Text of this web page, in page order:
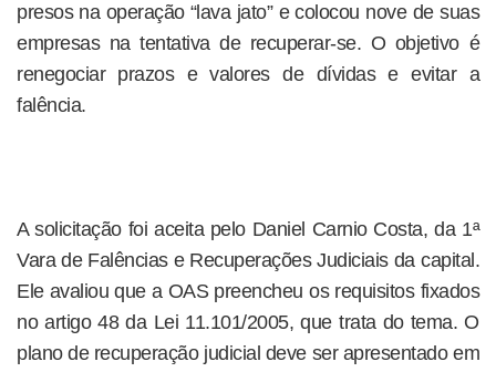
presos na operação “lava jato” e colocou nove de suas
empresas na tentativa de recuperar-se. O objetivo é
renegociar prazos e valores de dívidas e evitar a
falência.
A solicitação foi aceita pelo Daniel Carnio Costa, da 1ª
Vara de Falências e Recuperações Judiciais da capital.
Ele avaliou que a OAS preencheu os requisitos fixados
no artigo 48 da Lei 11.101/2005, que trata do tema. O
plano de recuperação judicial deve ser apresentado em